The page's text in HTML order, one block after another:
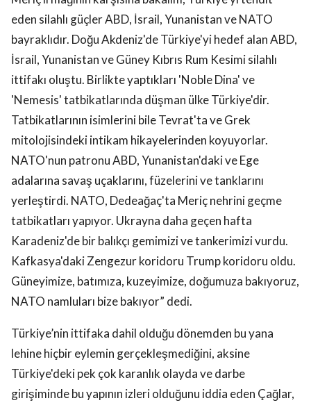
eden silahlı güçler ABD, İsrail, Yunanistan ve NATO
bayraklıdır. Doğu Akdeniz'de Türkiye'yi hedef alan ABD,
İsrail, Yunanistan ve Güney Kıbrıs Rum Kesimi silahlı
ittifakı oluştu. Birlikte yaptıkları 'Noble Dina' ve
'Nemesis' tatbikatlarında düşman ülke Türkiye'dir.
Tatbikatlarının isimlerini bile Tevrat'ta ve Grek
mitolojisindeki intikam hikayelerinden koyuyorlar.
NATO'nun patronu ABD, Yunanistan'daki ve Ege
adalarına savaş uçaklarını, füzelerini ve tanklarını
yerleştirdi. NATO, Dedeağaç'ta Meriç nehrini geçme
tatbikatları yapıyor. Ukrayna daha geçen hafta
Karadeniz'de bir balıkçı gemimizi ve tankerimizi vurdu.
Kafkasya'daki Zengezur koridoru Trump koridoru oldu.
Güneyimize, batımıza, kuzeyimize, doğumuza bakıyoruz,
NATO namluları bize bakıyor” dedi.
Türkiye’nin ittifaka dahil olduğu dönemden bu yana
lehine hiçbir eylemin gerçekleşmediğini, aksine
Türkiye'deki pek çok karanlık olayda ve darbe
girişiminde bu yapının izleri olduğunu iddia eden Çağlar,